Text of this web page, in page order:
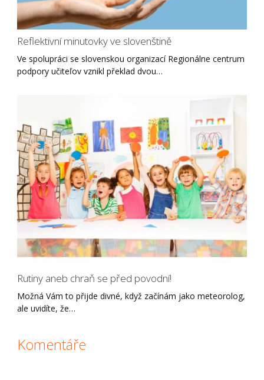
Reflektivní minutovky ve slovenštině
Ve spolupráci se slovenskou organizací Regionálne centrum
podpory učiteľov vznikl překlad dvou…
Rutiny aneb chraň se před povodní!
Možná Vám to přijde divné, když začínám jako meteorolog,
ale uvidíte, že…
Komentáře